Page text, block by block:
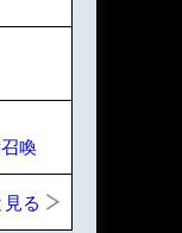
喚
る